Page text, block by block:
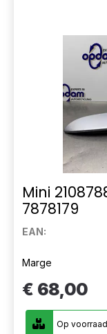
Mini
7878179
EAN:
Marge
€ 68,00
Op voorraad